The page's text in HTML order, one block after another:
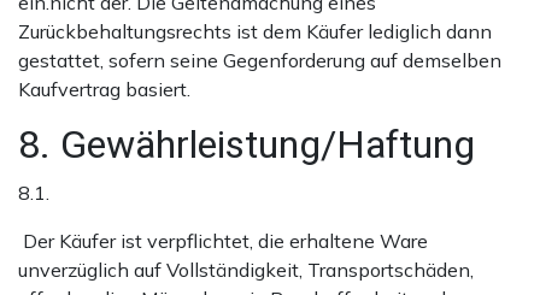
Zurückbehaltungsrechts ist dem Käufer lediglich dann
gestattet, sofern seine Gegenforderung auf demselben
Kaufvertrag basiert.
8. Gewährleistung/Haftung
8.1.
Der Käufer ist verpflichtet, die erhaltene Ware
unverzüglich auf Vollständigkeit, Transportschäden,